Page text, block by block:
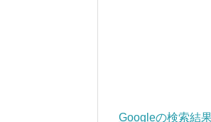
Googleの検索結